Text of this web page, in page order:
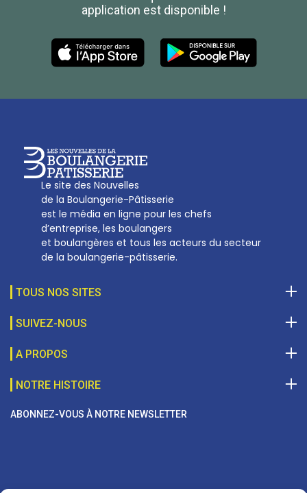
application est disponible !
Le site des Nouvelles
de la Boulangerie-Pâtisserie
est le média en ligne pour les chefs
d’entreprise, les boulangers
et boulangères et tous les acteurs du secteur
de la boulangerie-pâtisserie.
TOUS NOS SITES
SUIVEZ-NOUS
A PROPOS
Les Nouvelles de la Boulangerie-Pâtisserie Française
27, av d’Eylau - 75782 Paris Cédex 16
01 53 70 16 25
NOTRE HISTOIRE
ABONNEZ-VOUS À NOTRE NEWSLETTER